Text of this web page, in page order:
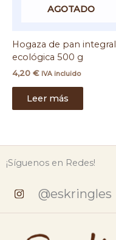
AGOTADO
Hogaza de pan integral
ecológica 500 g
4,20 € IVA incluido
Leer más
¡Síguenos en Redes!
@eskringles